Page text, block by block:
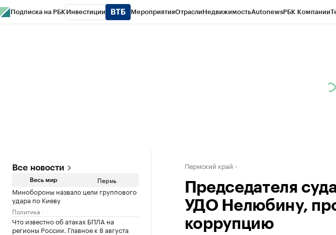
Подписка на РБК Инвестиции МероприятияОтраслиНедвижимостьAutonewsРБК Компании
Все новости
Весь мир Пермь
Минобороны назвало цели группового
удара по Киеву
Политика
Что известно об атаках БПЛА на
регионы России. Главное к 8 августа
Пермский край
Председателя
УДО Нелюбину,
коррупцию